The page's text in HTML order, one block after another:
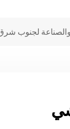
والصناعة لجنوب